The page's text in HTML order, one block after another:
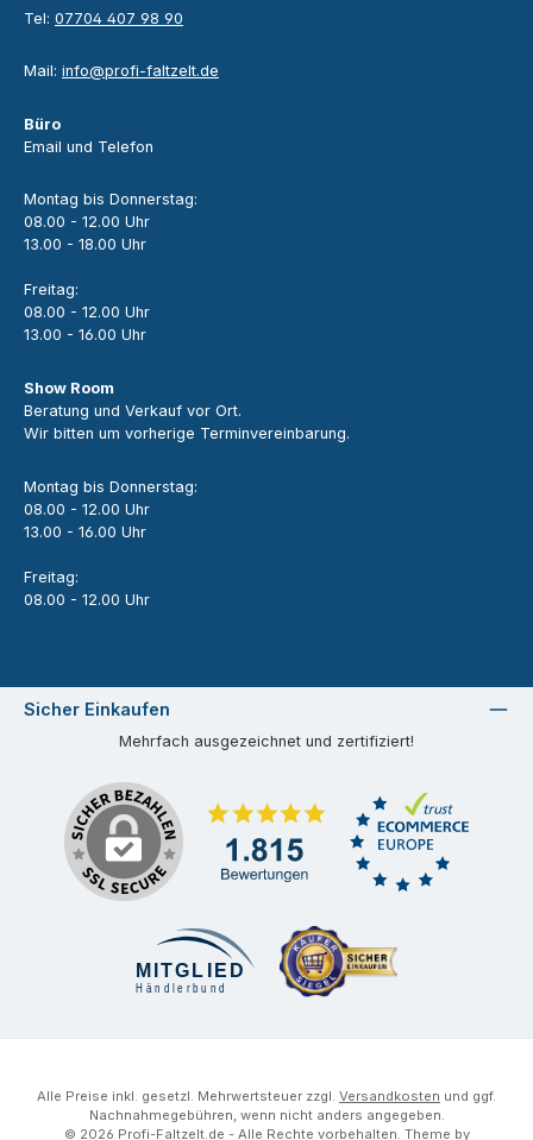
Tel: 07704 407 98 90
Mail: info@profi-faltzelt.de
Büro
Email und Telefon
Montag bis Donnerstag:
08.00 - 12.00 Uhr
13.00 - 18.00 Uhr
Freitag:
08.00 - 12.00 Uhr
13.00 - 16.00 Uhr
Show Room
Beratung und Verkauf vor Ort.
Wir bitten um vorherige Terminvereinbarung.
Montag bis Donnerstag:
08.00 - 12.00 Uhr
13.00 - 16.00 Uhr
Freitag:
08.00 - 12.00 Uhr
Sicher Einkaufen
Mehrfach ausgezeichnet und zertifiziert!
Alle Preise inkl. gesetzl. Mehrwertsteuer zzgl. Versandkosten und ggf.
Nachnahmegebühren, wenn nicht anders angegeben.
© 2026 Profi-Faltzelt.de - Alle Rechte vorbehalten. Theme by